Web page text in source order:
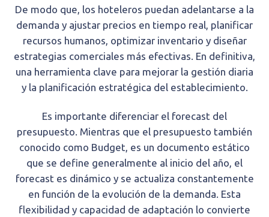
De modo que, los hoteleros puedan adelantarse a la
demanda y ajustar precios en tiempo real, planificar
recursos humanos, optimizar inventario y diseñar
estrategias comerciales más efectivas. En definitiva,
una herramienta clave para mejorar la gestión diaria
y la planificación estratégica del establecimiento.
Es importante diferenciar el forecast del
presupuesto. Mientras que el presupuesto también
conocido como Budget, es un documento estático
que se define generalmente al inicio del año, el
forecast es dinámico y se actualiza constantemente
en función de la evolución de la demanda. Esta
flexibilidad y capacidad de adaptación lo convierte